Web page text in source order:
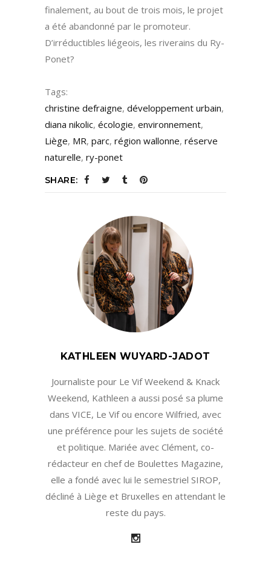
finalement, au bout de trois mois, le projet
a été abandonné par le promoteur.
D’irréductibles liégeois, les riverains du Ry-
Ponet?
Tags:
christine defraigne, développement urbain,
diana nikolic, écologie, environnement,
Liège, MR, parc, région wallonne, réserve
naturelle, ry-ponet
SHARE:
KATHLEEN WUYARD-JADOT
Journaliste pour Le Vif Weekend & Knack
Weekend, Kathleen a aussi posé sa plume
dans VICE, Le Vif ou encore Wilfried, avec
une préférence pour les sujets de société
et politique. Mariée avec Clément, co-
rédacteur en chef de Boulettes Magazine,
elle a fondé avec lui le semestriel SIROP,
décliné à Liège et Bruxelles en attendant le
reste du pays.